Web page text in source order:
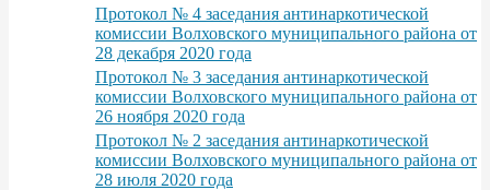
Протокол № 4 заседания антинаркотической
комиссии Волховского муниципального района от
28 декабря 2020 года
Протокол № 3 заседания антинаркотической
комиссии Волховского муниципального района от
26 ноября 2020 года
Протокол № 2 заседания антинаркотической
комиссии Волховского муниципального района от
28 июля 2020 года